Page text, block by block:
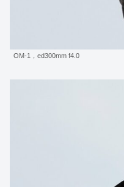
OM-1，ed300mm f4.0